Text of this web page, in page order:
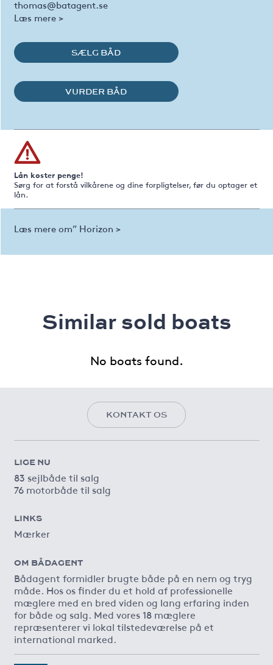
thomas@batagent.se
Læs mere >
SÆLG BÅD
VURDER BÅD
Lån koster penge!
Sørg for at forstå vilkårene og dine forpligtelser, før du optager et
lån.
Læs mere om” Horizon >
Similar sold boats
No boats found.
KONTAKT OS
LIGE NU
83 sejlbåde til salg
76 motorbåde til salg
LINKS
Mærker
OM BÅDAGENT
Bådagent formidler brugte både på en nem og tryg
måde. Hos os finder du et hold af professionelle
mæglere med en bred viden og lang erfaring inden
for både og salg. Med vores 18 mæglere
repræsenterer vi lokal tilstedeværelse på et
international marked.